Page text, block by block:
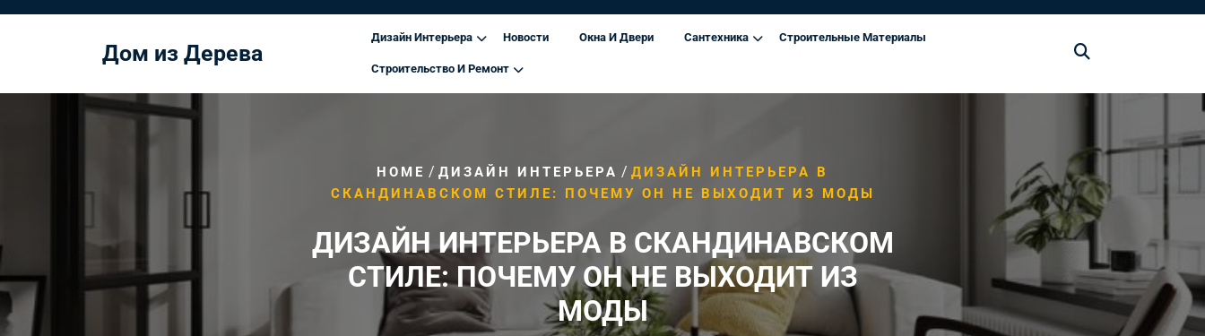
Дом из Дерева
Дизайн Интерьера Новости Окна И Двери Сантехника Строительные Материалы
Строительство И Ремонт
HOME / ДИЗАЙН ИНТЕРЬЕРА / ДИЗАЙН ИНТЕРЬЕРА В
СКАНДИНАВСКОМ СТИЛЕ: ПОЧЕМУ ОН НЕ ВЫХОДИТ ИЗ МОДЫ
ДИЗАЙН ИНТЕРЬЕРА В СКАНДИНАВСКОМ
СТИЛЕ: ПОЧЕМУ ОН НЕ ВЫХОДИТ ИЗ
МОДЫ